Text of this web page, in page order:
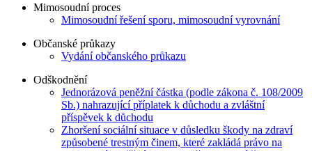
Mimosoudní proces
Mimosoudní řešení sporu, mimosoudní vyrovnání
Občanské průkazy
Vydání občanského průkazu
Odškodnění
Jednorázová peněžní částka (podle zákona č. 108/2009
Sb.) nahrazující příplatek k důchodu a zvláštní
příspěvek k důchodu
Zhoršení sociální situace v důsledku škody na zdraví
způsobené trestným činem, které zakládá právo na